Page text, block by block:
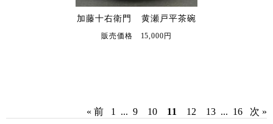
加藤十右衛門 黄瀬戸平茶碗
販売価格 15,000円
« 前 1 ... 9 10 11 12 13 ... 16 次 »